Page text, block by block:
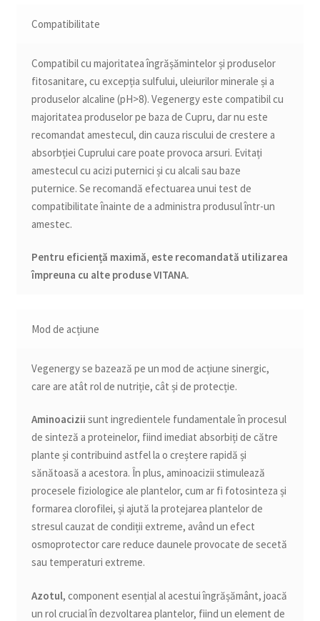
Compatibilitate
Compatibil cu majoritatea îngrășămintelor și produselor
fitosanitare, cu excepția sulfului, uleiurilor minerale și a
produselor alcaline (pH>8). Vegenergy este compatibil cu
majoritatea produselor pe baza de Cupru, dar nu este
recomandat amestecul, din cauza riscului de crestere a
absorbției Cuprului care poate provoca arsuri. Evitați
amestecul cu acizi puternici și cu alcali sau baze
puternice. Se recomandă efectuarea unui test de
compatibilitate înainte de a administra produsul într-un
amestec.
Pentru eficiență maximă, este recomandată utilizarea
împreuna cu alte produse VITANA.
Mod de acțiune
Vegenergy se bazează pe un mod de acțiune sinergic,
care are atât rol de nutriție, cât și de protecție.
Aminoacizii sunt ingredientele fundamentale în procesul
de sinteză a proteinelor, fiind imediat absorbiți de către
plante și contribuind astfel la o creștere rapidă și
sănătoasă a acestora. În plus, aminoacizii stimulează
procesele fiziologice ale plantelor, cum ar fi fotosinteza și
formarea clorofilei, și ajută la protejarea plantelor de
stresul cauzat de condiții extreme, având un efect
osmoprotector care reduce daunele provocate de secetă
sau temperaturi extreme.
Azotul, component esențial al acestui îngrășământ, joacă
un rol crucial în dezvoltarea plantelor, fiind un element de